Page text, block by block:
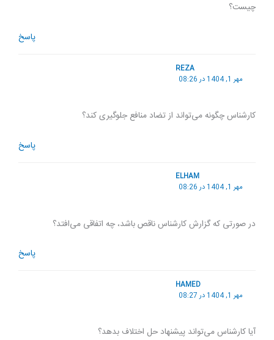
چیست؟
پاسخ
REZA
مهر 1, 1404 در 08:26
کارشناس چگونه می‌تواند از تضاد منافع جلوگیری کند؟
پاسخ
ELHAM
مهر 1, 1404 در 08:26
در صورتی که گزارش کارشناس ناقص باشد، چه اتفاقی می‌افتد؟
پاسخ
HAMED
مهر 1, 1404 در 08:27
آیا کارشناس می‌تواند پیشنهاد حل اختلاف بدهد؟